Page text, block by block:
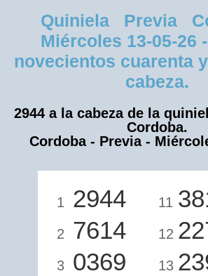
Quiniela Previa
Miércoles 13-05-26
novecientos cuarenta
cabeza.
2944 a la cabeza de la
Cordoba.
Cordoba - Previa -
1 2944
2 7614
3 0369
11
12
13